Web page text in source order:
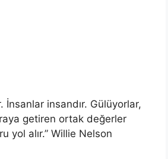
İnsanlar insandır. Gülüyorlar,
getiren ortak değerler
yol alır.” Willie Nelson